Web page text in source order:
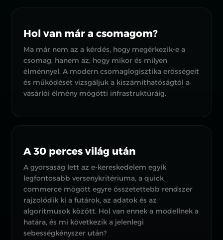
Hol van már a csomagom?
Ma már nem az a kérdés, hogy megérkezik-e a
csomag, hanem az, hogy mikor és milyen
élménnyel. A modern csomaglogisztika erősségeit
és működését vizsgáljuk a kiszámíthatóságtól a
vásárlói élmény mögötti infrastruktúráig.
A 30 perces világ után
A gyorsaság lett az e-kereskedelem egyik
legfontosabb versenykritériuma, a quick
commerce mögött egyre összetettebb rendszer
rajzolódik ki a futárok, az adatok és az
algoritmusok között. Hol van ennek a modellnek a
határa, és mi következik a jelenlegi
sebességkényszer után?